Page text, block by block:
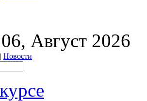
Август 2026
| Новости